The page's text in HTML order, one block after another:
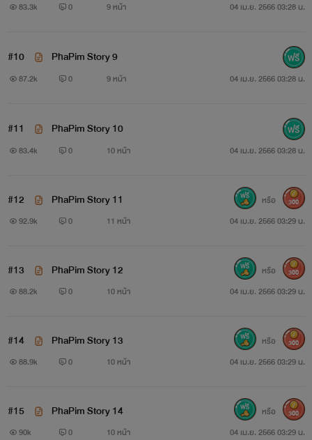
83.3k 0 9 หน้า 04 เม.ย. 2566 03:28 น.
#10 PhaPim Story 9
87.2k 0 9 หน้า 04 เม.ย. 2566 03:28 น.
#11 PhaPim Story 10
83.4k 0 10 หน้า 04 เม.ย. 2566 03:28 น.
#12 PhaPim Story 11
92.9k 0 11 หน้า 04 เม.ย. 2566 03:29 น.
หรือ 300
#13 PhaPim Story 12
88.2k 0 10 หน้า 04 เม.ย. 2566 03:29 น.
หรือ 300
#14 PhaPim Story 13
88.9k 0 10 หน้า 04 เม.ย. 2566 03:29 น.
หรือ 300
#15 PhaPim Story 14
90k 0 10 หน้า 04 เม.ย. 2566 03:29 น.
หรือ 300